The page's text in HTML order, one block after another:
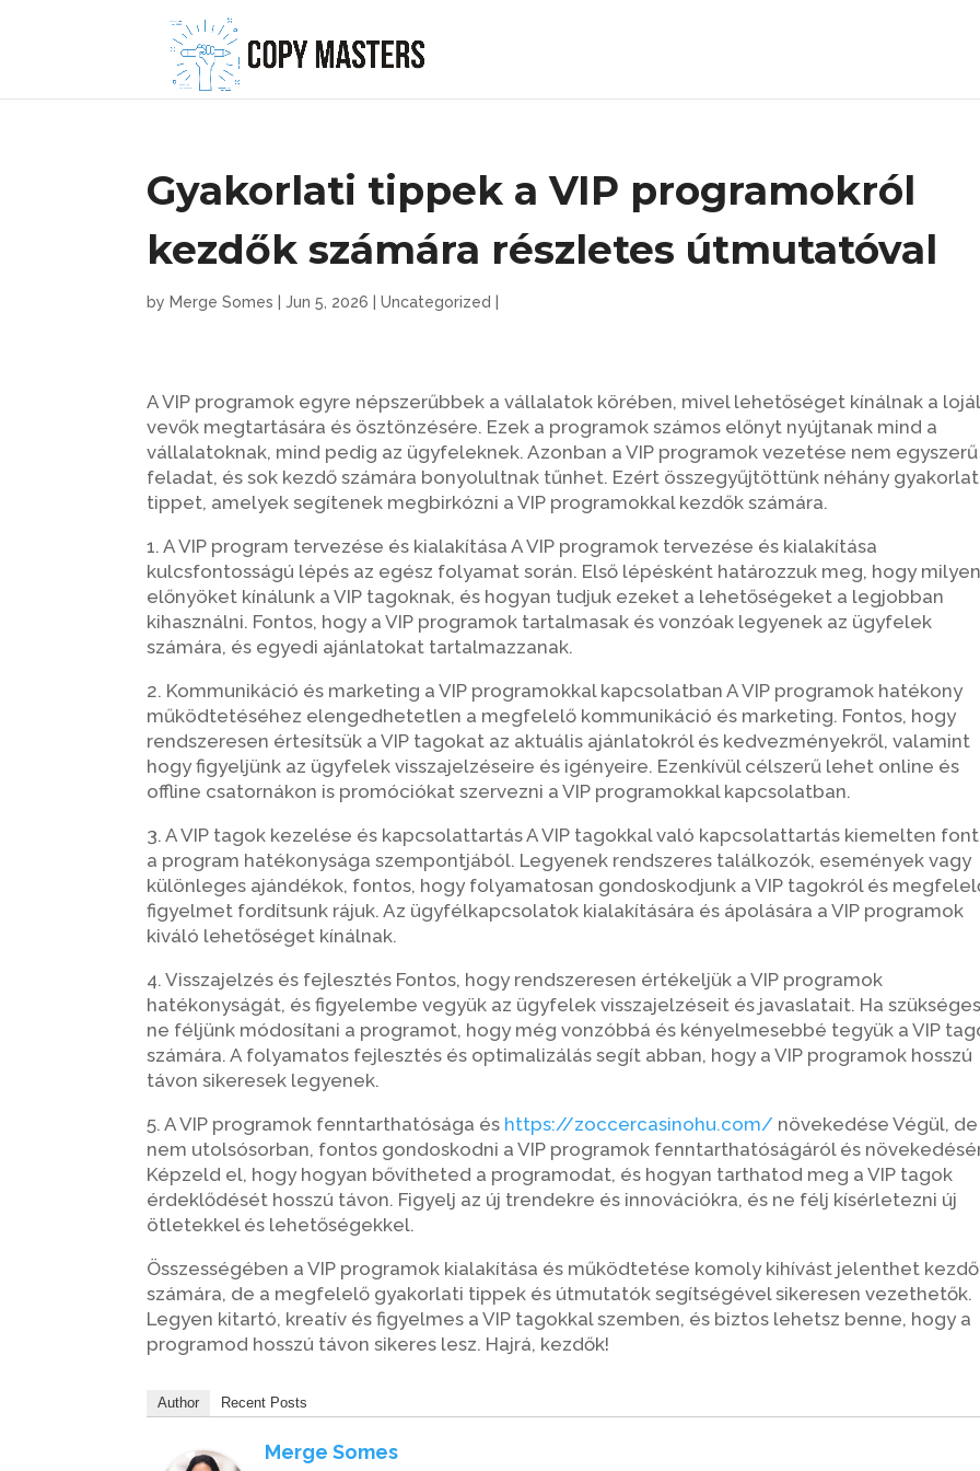
Gyakorlati tippek a VIP programokról
kezdők számára részletes útmutatóval
by Merge Somes |Jun 5, 2026 |Uncategorized
A VIP programok egyre népszerűbbek a vállalatok körében, mivel lehetőséget kínálnak a
vevők megtartására és ösztönzésére. Ezek a programok számos előnyt nyújtanak mind a
vállalatoknak, mind pedig az ügyfeleknek. Azonban a VIP programok vezetése nem egyszerű
feladat, és sok kezdő számára bonyolultnak tűnhet. Ezért összegyűjtöttünk néhány
tippet, amelyek segítenek megbirkózni a VIP programokkal kezdők számára.
1. A VIP program tervezése és kialakítása A VIP programok tervezése és kialakítása
kulcsfontosságú lépés az egész folyamat során. Első lépésként határozzuk meg, hogy milyen
előnyöket kínálunk a VIP tagoknak, és hogyan tudjuk ezeket a lehetőségeket a legjobban
kihasználni. Fontos, hogy a VIP programok tartalmasak és vonzóak legyenek az ügyfelek
számára, és egyedi ajánlatokat tartalmazzanak.
2. Kommunikáció és marketing a VIP programokkal kapcsolatban A VIP programok hatékony
működtetéséhez elengedhetetlen a megfelelő kommunikáció és marketing. Fontos, hogy
rendszeresen értesítsük a VIP tagokat az aktuális ajánlatokról és kedvezményekről, valamint
hogy figyeljünk az ügyfelek visszajelzéseire és igényeire. Ezenkívül célszerű lehet online és
offline csatornákon is promóciókat szervezni a VIP programokkal kapcsolatban.
3. A VIP tagok kezelése és kapcsolattartás A VIP tagokkal való kapcsolattartás kiemelten
a program hatékonysága szempontjából. Legyenek rendszeres találkozók, események vagy
különleges ajándékok, fontos, hogy folyamatosan gondoskodjunk a VIP tagokról és
figyelmet fordítsunk rájuk. Az ügyfélkapcsolatok kialakítására és ápolására a VIP programok
kiváló lehetőséget kínálnak.
4. Visszajelzés és fejlesztés Fontos, hogy rendszeresen értékeljük a VIP programok
hatékonyságát, és figyelembe vegyük az ügyfelek visszajelzéseit és javaslatait. Ha
ne féljünk módosítani a programot, hogy még vonzóbbá és kényelmesebbé tegyük a VIP
számára. A folyamatos fejlesztés és optimalizálás segít abban, hogy a VIP programok hosszú
távon sikeresek legyenek.
5. A VIP programok fenntarthatósága és https://zoccercasinohu.com/ növekedése Végül, de
nem utolsósorban, fontos gondoskodni a VIP programok fenntarthatóságáról és
Képzeld el, hogy hogyan bővítheted a programodat, és hogyan tarthatod meg a VIP tagok
érdeklődését hosszú távon. Figyelj az új trendekre és innovációkra, és ne félj kísérletezni új
ötletekkel és lehetőségekkel.
Összességében a VIP programok kialakítása és működtetése komoly kihívást jelenthet
számára, de a megfelelő gyakorlati tippek és útmutatók segítségével sikeresen vezethetők.
Legyen kitartó, kreatív és figyelmes a VIP tagokkal szemben, és biztos lehetsz benne, hogy a
programod hosszú távon sikeres lesz. Hajrá, kezdők!
Author Recent Posts
Merge Somes